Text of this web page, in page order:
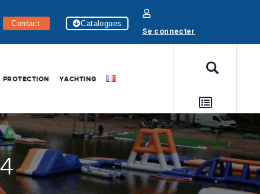
Contact
Catalogues
Se connecter
PROTECTION YACHTING